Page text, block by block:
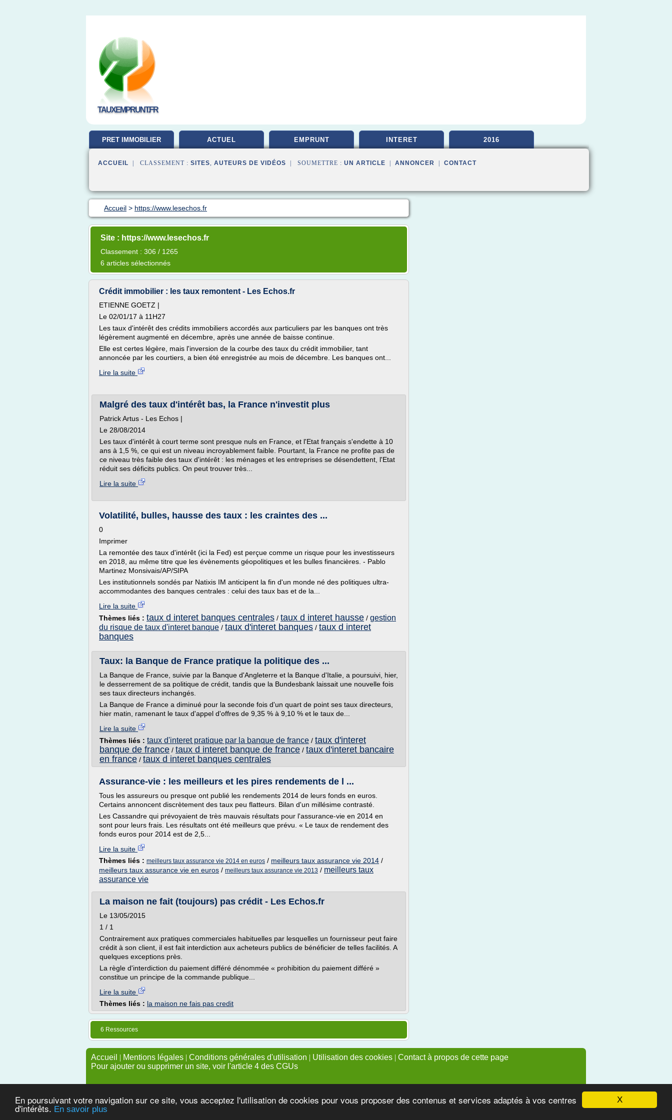
X
En poursuivant votre navigation sur ce site, vous acceptez l'utilisation de cookies pour vous proposer des contenus et services adaptés à vos centres
d'intérêts. En savoir plus
TAUXEMPRUNT.FR
PRET IMMOBILIER ACTUEL EMPRUNT INTERET 2016
ACCUEIL | CLASSEMENT : SITES, AUTEURS DE VIDÉOS | SOUMETTRE : UN ARTICLE ANNONCER CONTACT
Accueil > https://www.lesechos.fr
Site : https://www.lesechos.fr
Classement : 306 / 1265
6 articles sélectionnés
Crédit immobilier : les taux remontent - Les Echos.fr
ETIENNE GOETZ |
Le 02/01/17 à 11H27
Les taux d'intérêt des crédits immobiliers accordés aux particuliers par les banques ont très
légèrement augmenté en décembre, après une année de baisse continue.
Elle est certes légère, mais l'inversion de la courbe des taux du crédit immobilier, tant
annoncée par les courtiers, a bien été enregistrée au mois de décembre. Les banques ont...
Lire la suite
Malgré des taux d'intérêt bas, la France n'investit plus
Patrick Artus - Les Echos |
Le 28/08/2014
Les taux d'intérêt à court terme sont presque nuls en France, et l'Etat français s'endette à 10
ans à 1,5 %, ce qui est un niveau incroyablement faible. Pourtant, la France ne profite pas de
ce niveau très faible des taux d'intérêt : les ménages et les entreprises se désendettent, l'Etat
réduit ses déficits publics. On peut trouver très...
Lire la suite
Volatilité, bulles, hausse des taux : les craintes des ...
0
Imprimer
La remontée des taux d'intérêt (ici la Fed) est perçue comme un risque pour les investisseurs
en 2018, au même titre que les évènements géopolitiques et les bulles financières. - Pablo
Martinez Monsivais/AP/SIPA
Les institutionnels sondés par Natixis IM anticipent la fin d'un monde né des politiques ultra-
accommodantes des banques centrales : celui des taux bas et de la...
Lire la suite
Thèmes liés : taux d interet banques centrales / taux d interet hausse / gestion
du risque de taux d'interet banque / taux d'interet banques / taux d interet
banques
Taux: la Banque de France pratique la politique des ...
La Banque de France, suivie par la Banque d'Angleterre et la Banque d'Italie, a poursuivi, hier,
le desserrement de sa politique de crédit, tandis que la Bundesbank laissait une nouvelle fois
ses taux directeurs inchangés.
La Banque de France a diminué pour la seconde fois d'un quart de point ses taux directeurs,
hier matin, ramenant le taux d'appel d'offres de 9,35 % à 9,10 % et le taux de...
Lire la suite
Thèmes liés : taux d'interet pratique par la banque de france / taux d'interet
banque de france / taux d interet banque de france / taux d'interet bancaire
en france / taux d interet banques centrales
Assurance-vie : les meilleurs et les pires rendements de l ...
Tous les assureurs ou presque ont publié les rendements 2014 de leurs fonds en euros.
Certains annoncent discrètement des taux peu flatteurs. Bilan d'un millésime contrasté.
Les Cassandre qui prévoyaient de très mauvais résultats pour l'assurance-vie en 2014 en
sont pour leurs frais. Les résultats ont été meilleurs que prévu. « Le taux de rendement des
fonds euros pour 2014 est de 2,5...
Lire la suite
Thèmes liés : meilleurs taux assurance vie 2014 en euros / meilleurs taux assurance vie 2014 /
meilleurs taux assurance vie en euros / meilleurs taux assurance vie 2013 / meilleurs taux
assurance vie
La maison ne fait (toujours) pas crédit - Les Echos.fr
Le 13/05/2015
1 / 1
Contrairement aux pratiques commerciales habituelles par lesquelles un fournisseur peut faire
crédit à son client, il est fait interdiction aux acheteurs publics de bénéficier de telles facilités. A
quelques exceptions près.
La règle d'interdiction du paiement différé dénommée « prohibition du paiement différé »
constitue un principe de la commande publique...
Lire la suite
Thèmes liés : la maison ne fais pas credit
6 Ressources
Accueil | Mentions légales | Conditions générales d'utilisation | Utilisation des cookies | Contact à propos de cette page
Pour ajouter ou supprimer un site, voir l'article 4 des CGUs